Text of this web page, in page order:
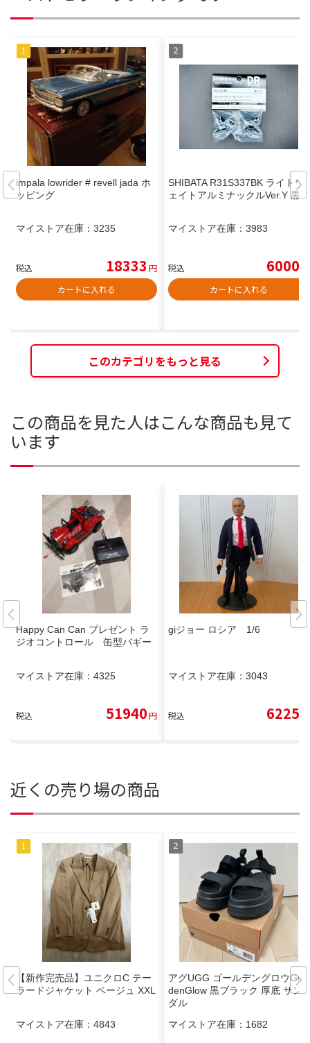
impala lowrider # revell jada ホ
ッピング
マイストア在庫： 3235
税込 18333 円
カートに入れる
SHIBATA R31S337BK ライトウ
ェイトアルミナックルVer.Y 黒
マイストア在庫： 3983
税込 6000
カートに入れる
このカテゴリをもっと見る
この商品を見た人はこんな商品も見て
います
Happy Can Can プレゼント ラ
ジオコントロール 缶型バギー
マイストア在庫： 4325
税込 51940円
giジョー ロシア 1/6
マイストア在庫： 3043
税込 6225
近くの売り場の商品
【新作完売品】ユニクロC テー
ラードジャケット ベージュ XXL
マイストア在庫： 4843
アグUGG ゴールデングロウGol
denGlow 黒ブラック 厚底 サン
ダル
マイストア在庫： 1682